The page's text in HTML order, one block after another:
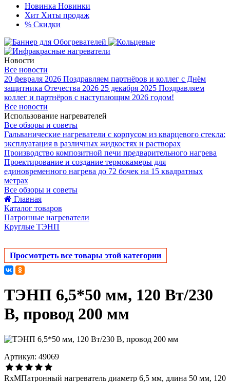
Новинка Новинки
Хит Хиты продаж
% Скидки
Новости
Все новости
20 февраля 2026 Поздравляем партнёров и коллег с Днём
защитника Отечества 2026 25 декабря 2025 Поздравляем
коллег и партнёров с наступающим 2026 годом!
Все новости
Использование нагревателей
Все обзоры и советы
Гальванические нагреватели с корпусом из кварцевого стекла:
эксплуатация в различных жидкостях и растворах
Производство композитной печи предварительного нагрева
Проектирование и создание термокамеры для
единовременного нагрева до 72 бочек на 15 квадратных
метрах
Все обзоры и советы
Главная
Каталог товаров
Патронные нагреватели
Круглые ТЭНП
Просмотреть все товары этой категории
ТЭНП 6,5*50 мм, 120 Вт/230
В, провод 200 мм
Артикул: 49069
RxMПатронный нагреватель диаметр 6,5 мм, длина 50 мм, 120